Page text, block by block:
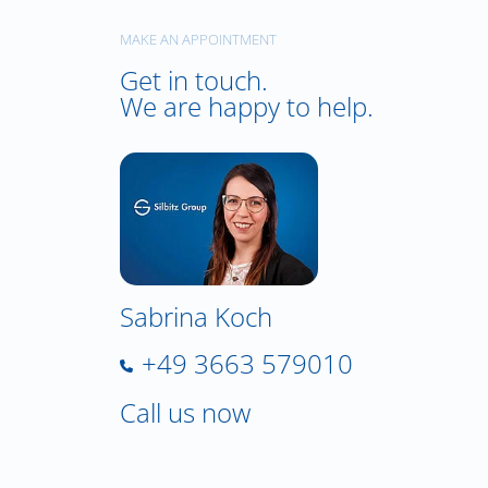
MAKE AN APPOINTMENT
Get in touch.
We are happy to help.
Sabrina Koch
+49 3663 579010
Call us now